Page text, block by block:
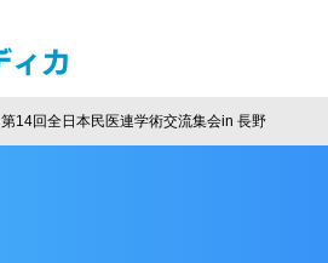
第14回全日本民医連学術交流集会in 長野